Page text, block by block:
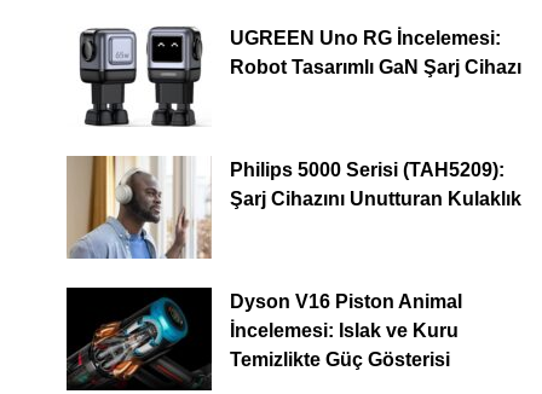
UGREEN Uno RG İncelemesi:
Robot Tasarımlı GaN Şarj Cihazı
Philips 5000 Serisi (TAH5209):
Şarj Cihazını Unutturan Kulaklık
Dyson V16 Piston Animal
İncelemesi: Islak ve Kuru
Temizlikte Güç Gösterisi